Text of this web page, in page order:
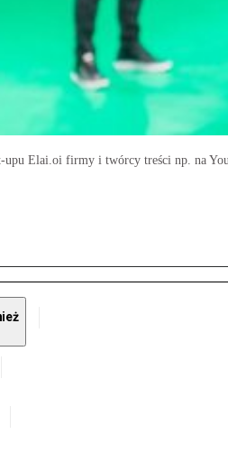
Elai.oi firmy i twórcy treści np. na